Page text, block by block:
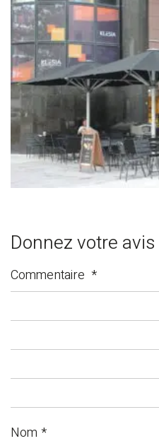
Donnez votre avis
Commentaire *
Nom *